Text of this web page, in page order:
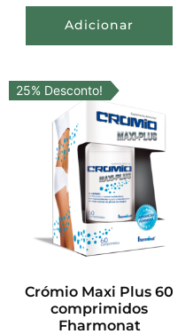
Adicionar
25% Desconto!
Crómio Maxi Plus 60
comprimidos
Fharmonat